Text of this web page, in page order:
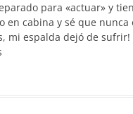
para «actuar» y
en cabina y sé que
mi espalda dejó de sufrir!